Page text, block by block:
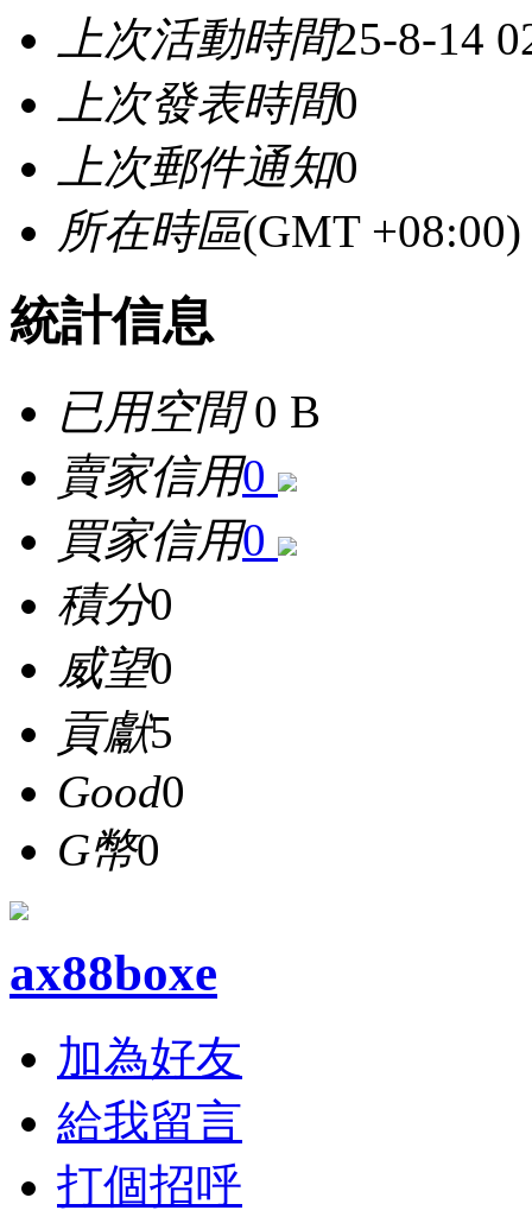
上次活動時間25-8-14
上次發表時間0
上次郵件通知0
所在時區(GMT
統計信息
已用空間0 B
賣家信用0
買家信用0
積分0
威望0
貢獻5
Good0
G幣0
ax88boxe
加為好友
給我留言
打個招呼